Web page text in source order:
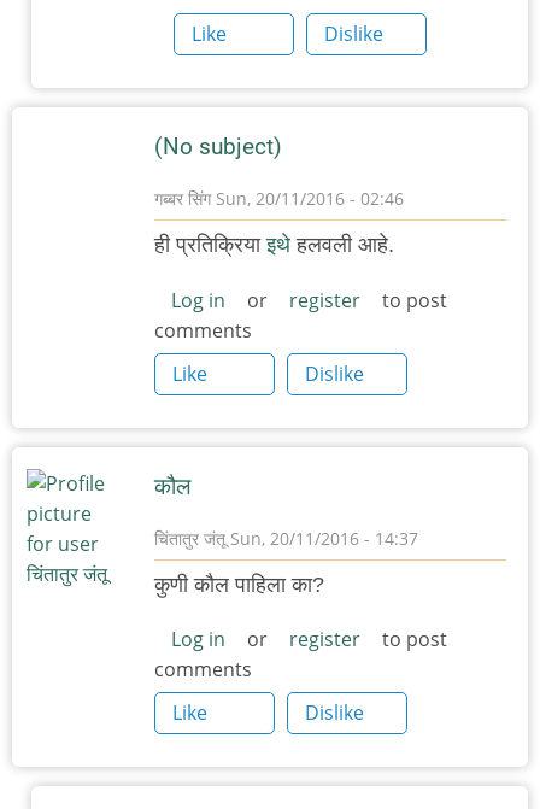
गायलेला
हा
by
ढेरे
Like
Dislike
(No subject)
गब्बर सिंगSun, 20/11/2016 - 02:46
ही प्रतिक्रियाइथे हलवली आहे.
Log in or register
to post
comments
Like
Dislike
कौल
चिंतातुर जंतू Sun, 20/11/2016 - 14:37
कुणी कौल पाहिला का?
Log in or register
to post
comments
Like
Dislike